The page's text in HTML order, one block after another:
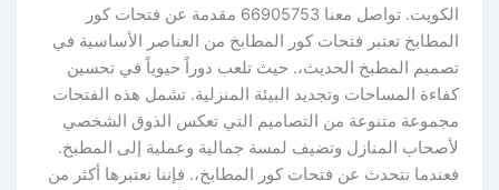
الكويت. تواصل معنا 66905753 مقدمة عن فتحات كور
تعتبر فتحات كور المطابخ من العناصر الأساسية في
المطبخ الحديث،. حيث تلعب دوراً حيوياً في تحسين
المساحات وتجديد البيئة المنزلية. تشمل هذه الفتحات
متنوعة من التصاميم التي تعكس الذوق الشخصي
المنازل وتضيف لمسة جمالية وعملية إلى المطبخ.
نتحدث عن فتحات كور المطابخ،. فإننا نعتبرها أكثر من